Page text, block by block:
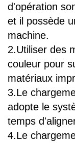
d'opération
et il possède
machine.
2.Utiliser des
couleur pour
matériaux
3.Le
adopte le
temps
4.Le